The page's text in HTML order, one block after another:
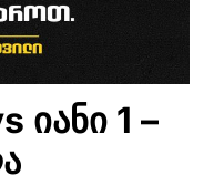
იანი 1 –